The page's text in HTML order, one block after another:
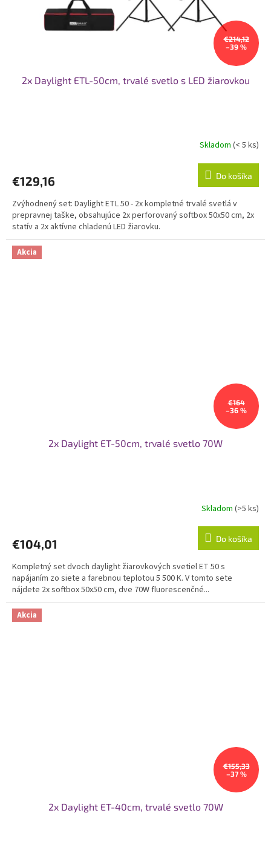
€214,12
–39 %
2x Daylight ETL-50cm, trvalé svetlo s LED žiarovkou
Skladom (< 5 ks)
€129,16 Do košíka
Zvýhodnený set: Daylight ETL 50 - 2x kompletné trvalé svetlá v
prepravnej taške, obsahujúce 2x perforovaný softbox 50x50 cm, 2x
statív a 2x aktívne chladenú LED žiarovku.
Akcia
€164
–36 %
2x Daylight ET-50cm, trvalé svetlo 70W
Skladom (>5 ks)
€104,01 Do košíka
Kompletný set dvoch daylight žiarovkových svetiel ET 50 s
napájaním zo siete a farebnou teplotou 5 500 K. V tomto sete
nájdete 2x softbox 50x50 cm, dve 70W fluorescenčné...
Akcia
€155,33
–37 %
2x Daylight ET-40cm, trvalé svetlo 70W